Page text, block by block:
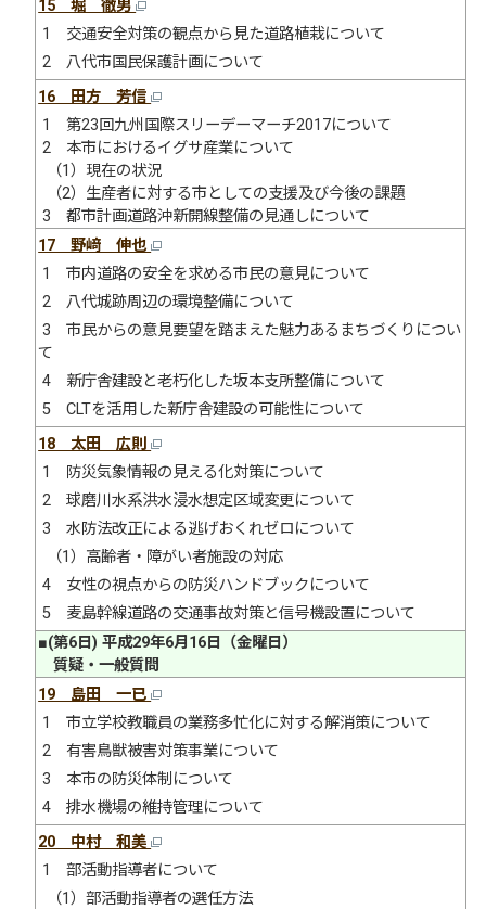
15 堀 徹男
1 交通安全対策の観点から見た道路植栽について
2 八代市国民保護計画について
16 田方 芳信
1 第23回九州国際スリーデーマーチ2017について
2 本市におけるイグサ産業について
（1）現在の状況
（2）生産者に対する市としての支援及び今後の課題
3 都市計画道路沖新開線整備の見通しについて
17 野﨑 伸也
1 市内道路の安全を求める市民の意見について
2 八代城跡周辺の環境整備について
3 市民からの意見要望を踏まえた魅力あるまちづくりについ
て
4 新庁舎建設と老朽化した坂本支所整備について
5 CLTを活用した新庁舎建設の可能性について
18 太田 広則
1 防災気象情報の見える化対策について
2 球磨川水系洪水浸水想定区域変更について
3 水防法改正による逃げおくれゼロについて
（1）高齢者・障がい者施設の対応
4 女性の視点からの防災ハンドブックについて
5 麦島幹線道路の交通事故対策と信号機設置について
■(第6日) 平成29年6月16日（金曜日）
質疑・一般質問
19 島田 一已
1 市立学校教職員の業務多忙化に対する解消策について
2 有害鳥獣被害対策事業について
3 本市の防災体制について
4 排水機場の維持管理について
20 中村 和美
1 部活動指導者について
（1）部活動指導者の選任方法